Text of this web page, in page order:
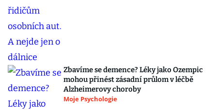
Zbavíme se demence? Léky jako Ozempic
mohou přinést zásadní průlom v léčbě
Alzheimerovy choroby
Moje Psychologie